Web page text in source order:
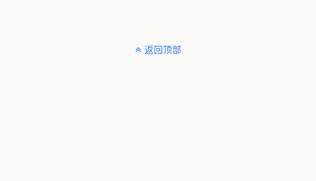
返回顶部